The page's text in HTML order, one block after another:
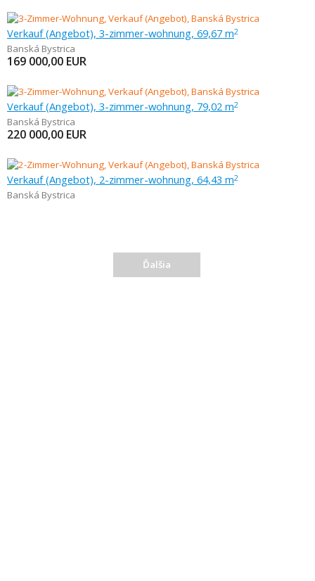
Verkauf (Angebot), 3-zimmer-wohnung, 69,67 m2
Banská Bystrica
169 000,00 EUR
Verkauf (Angebot), 3-zimmer-wohnung, 79,02 m2
Banská Bystrica
220 000,00 EUR
Verkauf (Angebot), 2-zimmer-wohnung, 64,43 m2
Banská Bystrica
Ďalšia